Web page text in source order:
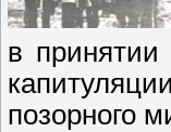
в
позорного